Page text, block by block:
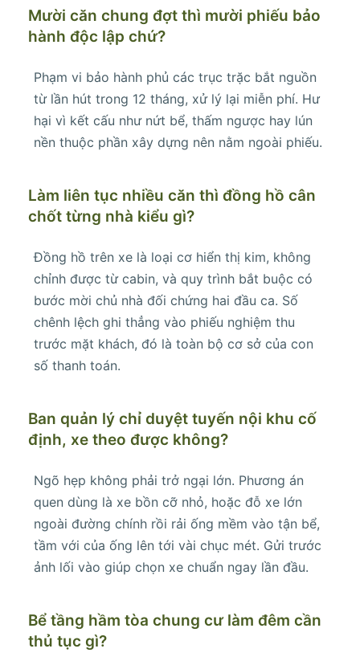
Mười căn chung đợt thì mười phiếu bảo
hành độc lập chứ?
Phạm vi bảo hành phủ các trục trặc bắt nguồn
từ lần hút trong 12 tháng, xử lý lại miễn phí. Hư
hại vì kết cấu như nứt bể, thấm ngược hay lún
nền thuộc phần xây dựng nên nằm ngoài phiếu.
Làm liên tục nhiều căn thì đồng hồ cân
chốt từng nhà kiểu gì?
Đồng hồ trên xe là loại cơ hiển thị kim, không
chỉnh được từ cabin, và quy trình bắt buộc có
bước mời chủ nhà đối chứng hai đầu ca. Số
chênh lệch ghi thẳng vào phiếu nghiệm thu
trước mặt khách, đó là toàn bộ cơ sở của con
số thanh toán.
Ban quản lý chỉ duyệt tuyến nội khu cố
định, xe theo được không?
Ngõ hẹp không phải trở ngại lớn. Phương án
quen dùng là xe bồn cỡ nhỏ, hoặc đỗ xe lớn
ngoài đường chính rồi rải ống mềm vào tận bể,
tầm với của ống lên tới vài chục mét. Gửi trước
ảnh lối vào giúp chọn xe chuẩn ngay lần đầu.
Bể tầng hầm tòa chung cư làm đêm cần
thủ tục gì?